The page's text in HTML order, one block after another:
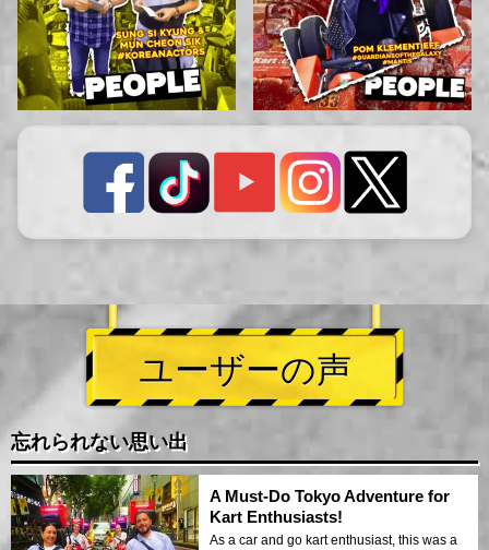
ユーザーの声
忘れられない思い出
A Must-Do Tokyo Adventure for
Kart Enthusiasts!
As a car and go kart enthusiast, this was a